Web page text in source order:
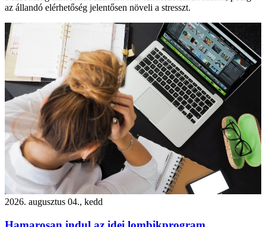
az állandó elérhetőség jelentősen növeli a stresszt.
2026. augusztus 04., kedd